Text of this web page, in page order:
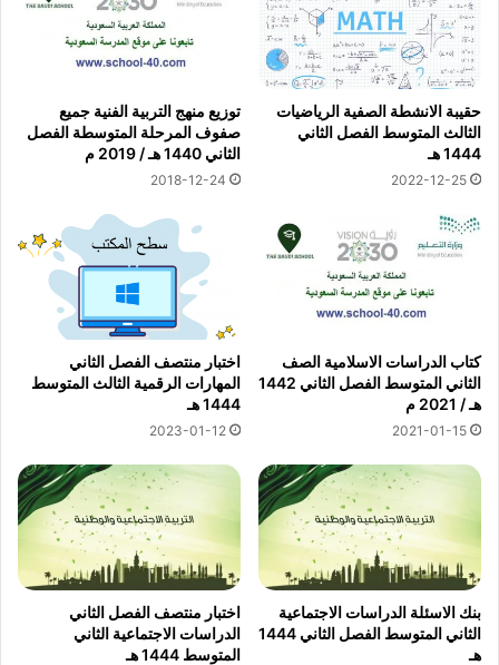
حقيبة الانشطة الصفية الرياضيات
الثالث المتوسط الفصل الثاني
1444 هـ
2022-12-25
توزيع منهج التربية الفنية جميع
صفوف المرحلة المتوسطة الفصل
الثاني 1440 هـ / 2019 م
2018-12-24
كتاب الدراسات الاسلامية الصف
الثاني المتوسط الفصل الثاني 1442
هـ / 2021 م
2021-01-15
اختبار منتصف الفصل الثاني
المهارات الرقمية الثالث المتوسط
1444 هـ
2023-01-12
بنك الاسئلة الدراسات الاجتماعية
الثاني المتوسط الفصل الثاني 1444
هـ
اختبار منتصف الفصل الثاني
الدراسات الاجتماعية الثاني
المتوسط 1444 هـ